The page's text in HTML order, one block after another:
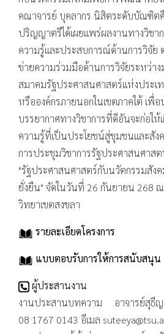
คณาจารย์ บุคลากร นิสิตระดับบัณฑิต
ปริญญาตรีได้เผยแพร่ผลงานทางวิชา
ความรู้และประสบการณ์ด้านการวิจัย
ข่ายความร่วมมือด้านการวิจัยระหว่
สมาคมรัฐประศาสนศาสตร์แห่งประเ
หรือองค์กรภายนอกในเขตภาคใต้ เพื่อ
บรรยากาศทางวิชาการที่ดีอันจะก่อให้
ความรู้ที่เป็นประโยชน์สู่ชุมชนและสัง
การประชุมวิชาการรัฐประศาสนศาส
"รัฐประศาสนศาสตร์กับนวัตกรรมสัง
ยั่งยืน" จัดในวันที่ 26 กันยายน 268
วิทยาเขตสงขลา
รายละเอียดโครงการ
แบบตอบรับการให้การสนับสนุน
ผู้ประสานงาน
งานประสานบทความ อาจารย์สุธี
08 1767 0143 อีเมล